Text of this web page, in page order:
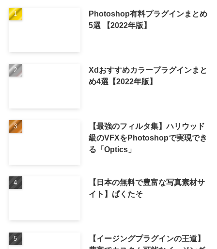
Photoshop有料プラグインまとめ
5選 【2022年版】
Xdおすすめカラープラグインまと
め4選【2022年版】
【最強のフィルタ集】ハリウッド
級のVFXをPhotoshopで実現でき
る「Optics」
【日本の無料で豊富な写真素材サ
イト】ぱくたそ
【イージングプラグインの王道】